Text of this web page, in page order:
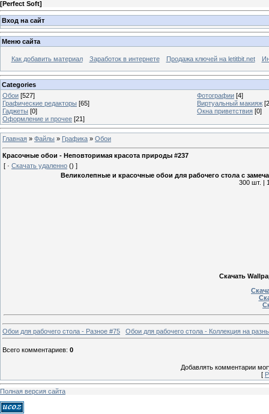
[Perfect Soft]
Вход на сайт
Меню сайта
Как добавить материал Заработок в интернете Продажа ключей на letitbit.net
Categories
Обои [527] Фотографии [4]
Графические редакторы [65] Виртуальный макияж
Гаджеты [0] Окна приветствия [0]
Оформление и прочее [21]
Главная » Файлы » Графика » Обои
Красочные обои - Неповторимая красота природы #237
[ · Скачать удаленно () ]
Великолепные и красочные обои для рабочего стола с
300 шт. |
Скачать
Обои для рабочего стола - Разное #75 Обои для рабочего стола - Коллекция на
Всего комментариев: 0
Добавлять комментарии
[
Полная версия сайта